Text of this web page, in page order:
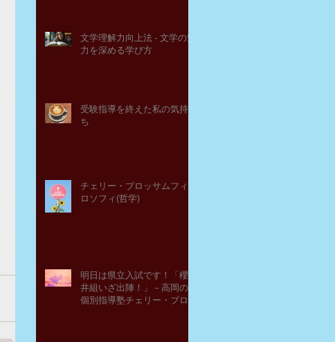
文学理解力向上法 - 文学の魅
力を深める学び方
受験指導を終えた私の気持
ち
チェリー・ブロッサムフィ
ロソフィ(哲学)
明日は県立入試です！「櫻
井組いざ出陣！」－高岡の
個別指導塾チェリー・ブロ